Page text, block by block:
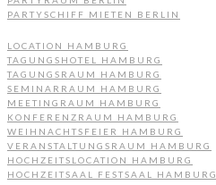
PARTYSCHIFF MIETEN BERLIN
LOCATION HAMBURG
TAGUNGSHOTEL HAMBURG
TAGUNGSRAUM HAMBURG
SEMINARRAUM HAMBURG
MEETINGRAUM HAMBURG
KONFERENZRAUM HAMBURG
WEIHNACHTSFEIER HAMBURG
VERANSTALTUNGSRAUM HAMBURG
HOCHZEITSLOCATION HAMBURG
HOCHZEITSAAL FESTSAAL HAMBURG